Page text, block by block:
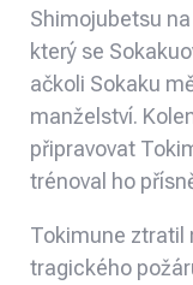
Shimojubetsu
který se
ačkoli Sokaku
manželství.
připravovat
trénoval ho
Tokimune ztratil
tragického